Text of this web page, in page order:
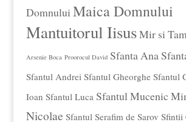
Domnului Maica Domnului
Mantuitorul IisusMir si
Arsenie Boca Proorocul David Sfanta Ana
Sfantul Andrei Sfantul Gheorghe Sfantul
Ioan Sfantul Luca Sfantul Mucenic
Nicolae Sfantul Serafim de Sarov Sfintii